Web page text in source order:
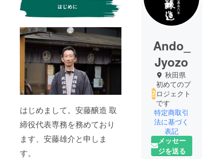
はじめまして。安藤醸造 取
締役代表専務を務めており
ます、安藤雄介と申しま
す。
Ando_
Jyozo
秋田県
初めてのプ
ロジェクト
です
特定商取引
法に基づく
表記
メッセー
ジを送る